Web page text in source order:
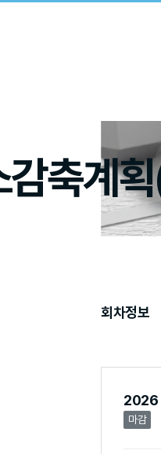
감축계
회차정보
2026
마감